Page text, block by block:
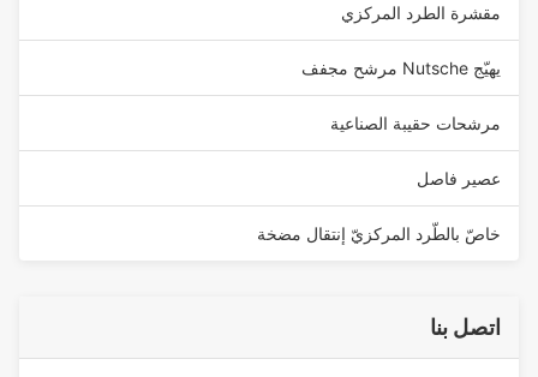
مقشرة الطرد المركزي
يهيّج Nutsche مرشح مجفف
مرشحات حقيبة الصناعية
عصير فاصل
خاصّ بالطّرد المركزيّ إنتقال مضخة
اتصل بنا